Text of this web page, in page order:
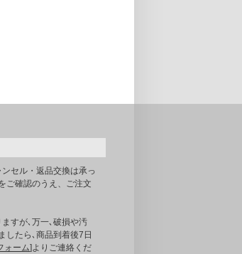
セル・返品交換は承っ
ご確認のうえ、ご注文
すが､万一､破損や汚
したら､商品到着後7日
ォーム]よりご連絡くだ